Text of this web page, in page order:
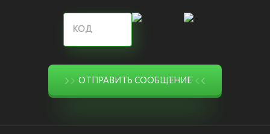
ОТПРАВИТЬ СООБЩЕНИЕ